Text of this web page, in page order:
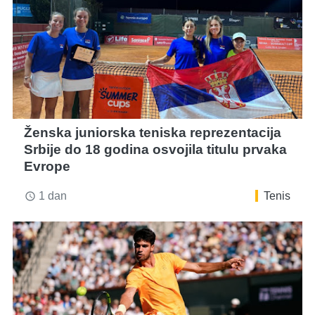
Ženska juniorska teniska reprezentacija
Srbije do 18 godina osvojila titulu prvaka
Evrope
access_time 1 dan Tenis